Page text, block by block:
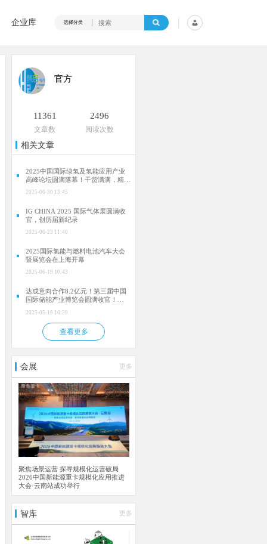
企业库 选择分类
官方
11361
文章数
2496
阅读次数
相关文章
2025中国国际绿氢及氢能应用产业
高峰论坛圆满落幕！干货满满，精彩
2025-06-30 13:45
IG CHINA 2025 国际气体展圆满收
官，创历届新纪录
2025-06-23 11:40
2025国际氢能与燃料电池汽车大会
暨展览会在上海开幕
2025-06-19 10:43
达成意向合作8.2亿元！第三届中国
国际储能产业博览会圆满收官！
2025-05-19 16:29
查看更多
会展 更多
聚焦场景运营 探寻规模化运营破局
2026中国新能源重卡规模化应用推进
大会·云南站成功举行
智库 更多